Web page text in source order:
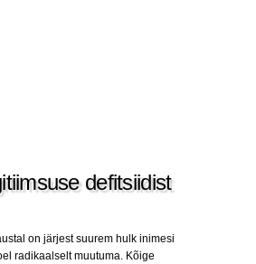
defitsiidist
on järjest suurem hulk inimesi
radikaalselt muutuma. Kõige